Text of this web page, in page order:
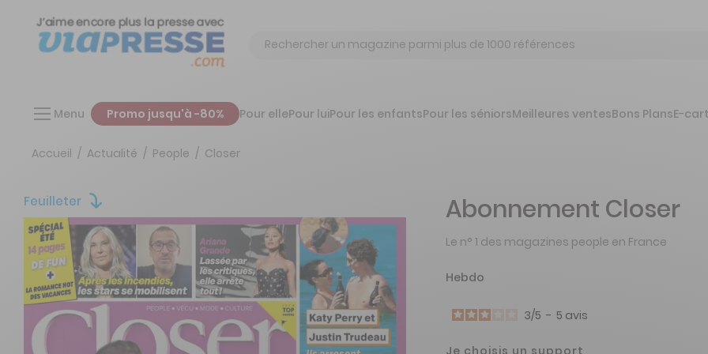
Chercher
Menu Promo jusqu'à -80% Pour ellePour luiPour les enfantsPour les séniorsMeilleures ventesBons PlansE-
Accueil Actualité People Closer
Feuilleter Abonnement Closer
Le n° 1 des magazines people en France
Hebdo
3/5 - 5 avis
Je choisis un support